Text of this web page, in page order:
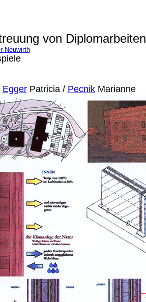
von Diplomarbeiten
Neuwirth
EggerPatricia / PecnikMarianne